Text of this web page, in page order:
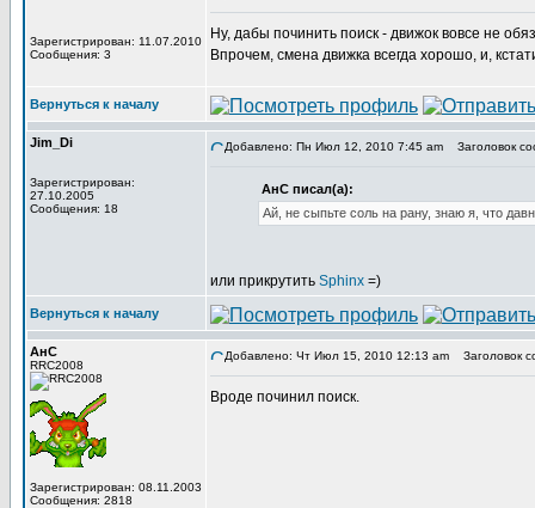
Зарегистрирован: 11.07.2010
Сообщения: 3
Ну, дабы починить поиск - движок вовсе не
Впрочем, смена движка всегда хорошо, и,
Вернуться к началу
Jim_Di
Зарегистрирован:
27.10.2005
Сообщения: 18
Добавлено: Пн Июл 12, 2010 7:45 am Заголовок
АнС писал(а):
Ай, не сыпьте соль на рану, знаю я, что
или прикрутить Sphinx =)
Вернуться к началу
АнС
RRC2008
Зарегистрирован: 08.11.2003
Сообщения: 2818
Добавлено: Чт Июл 15, 2010 12:13 am Заголовок
Вроде починил поиск.